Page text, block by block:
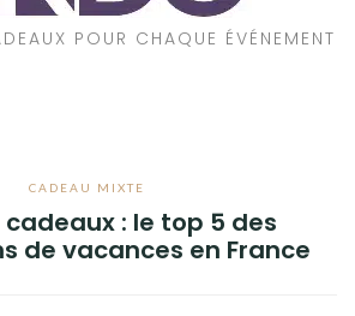
POUR CHAQUE ÉVÉNEMENT
CADEAU MIXTE
: le top 5 des
de vacances en France